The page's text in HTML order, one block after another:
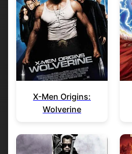
X-Men Origins:
Wolverine